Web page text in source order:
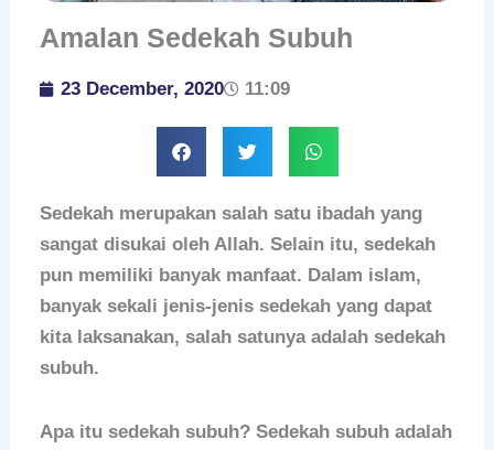
Amalan Sedekah Subuh
23 December, 2020 11:09
Sedekah merupakan salah satu ibadah yang
sangat disukai oleh Allah. Selain itu, sedekah
pun memiliki banyak manfaat. Dalam islam,
banyak sekali jenis-jenis sedekah yang dapat
kita laksanakan, salah satunya adalah sedekah
subuh.
Apa itu sedekah subuh? Sedekah subuh adalah